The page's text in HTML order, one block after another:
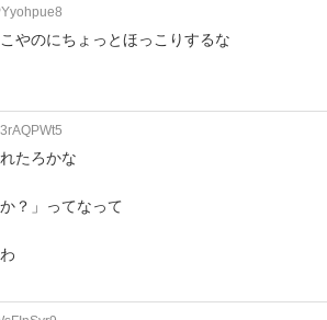
やのにちょっとほっこりするな
たろかな
？」ってなって